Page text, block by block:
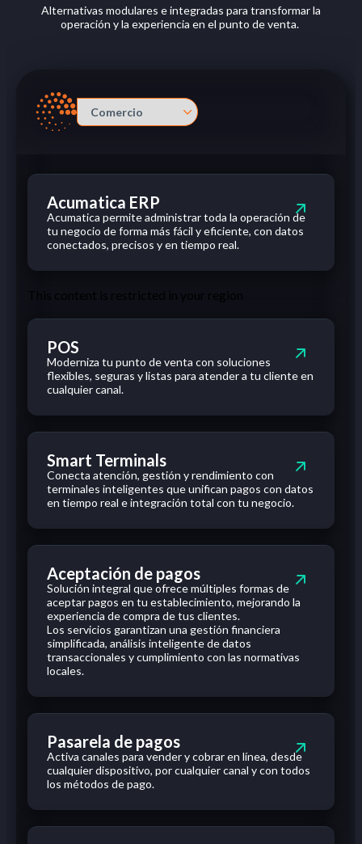
Alternativas modulares e integradas para transformarla
operación yla experiencia en el punto de venta.
Acumatica ERP
Acumatica permite administrar toda la operación de
tu negocio de forma más fácil y eficiente, con datos
conectados, precisos yen tiempo real.
POS
Moderniza tu punto de venta con soluciones
flexibles, seguras y listas para atender a tu clienteen
cualquiercanal.
Smart Terminals
Conecta atención, gestión y rendimiento con
terminales inteligentes que unifican pagos con datos
en tiempo real e integración total con tu negocio.
Aceptación de pagos
Solución integral que ofrece múltiples formas de
aceptar pagos en tu establecimiento, mejorando la
experiencia de compra de tus clientes.
Los servicios garantizan una gestión financiera
simplificada, análisis inteligente de datos
transaccionales y cumplimiento con las normativas
locales.
Pasarela de pagos
Activa canales para vender y cobraren línea, desde
cualquierdispositivo, porcualquiercanal ycon todos
los métodos de pago.